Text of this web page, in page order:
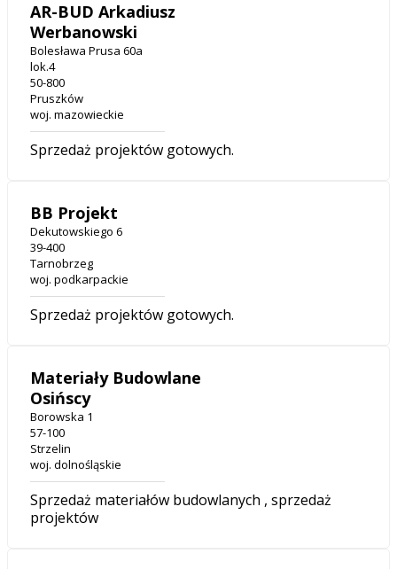
AR-BUD Arkadiusz
Werbanowski
Bolesława Prusa 60a
lok.4
50-800
Pruszków
woj. mazowieckie
Sprzedaż projektów gotowych.
BB Projekt
Dekutowskiego 6
39-400
Tarnobrzeg
woj. podkarpackie
Sprzedaż projektów gotowych.
Materiały Budowlane
Osińscy
Borowska 1
57-100
Strzelin
woj. dolnośląskie
Sprzedaż materiałów budowlanych , sprzedaż
projektów